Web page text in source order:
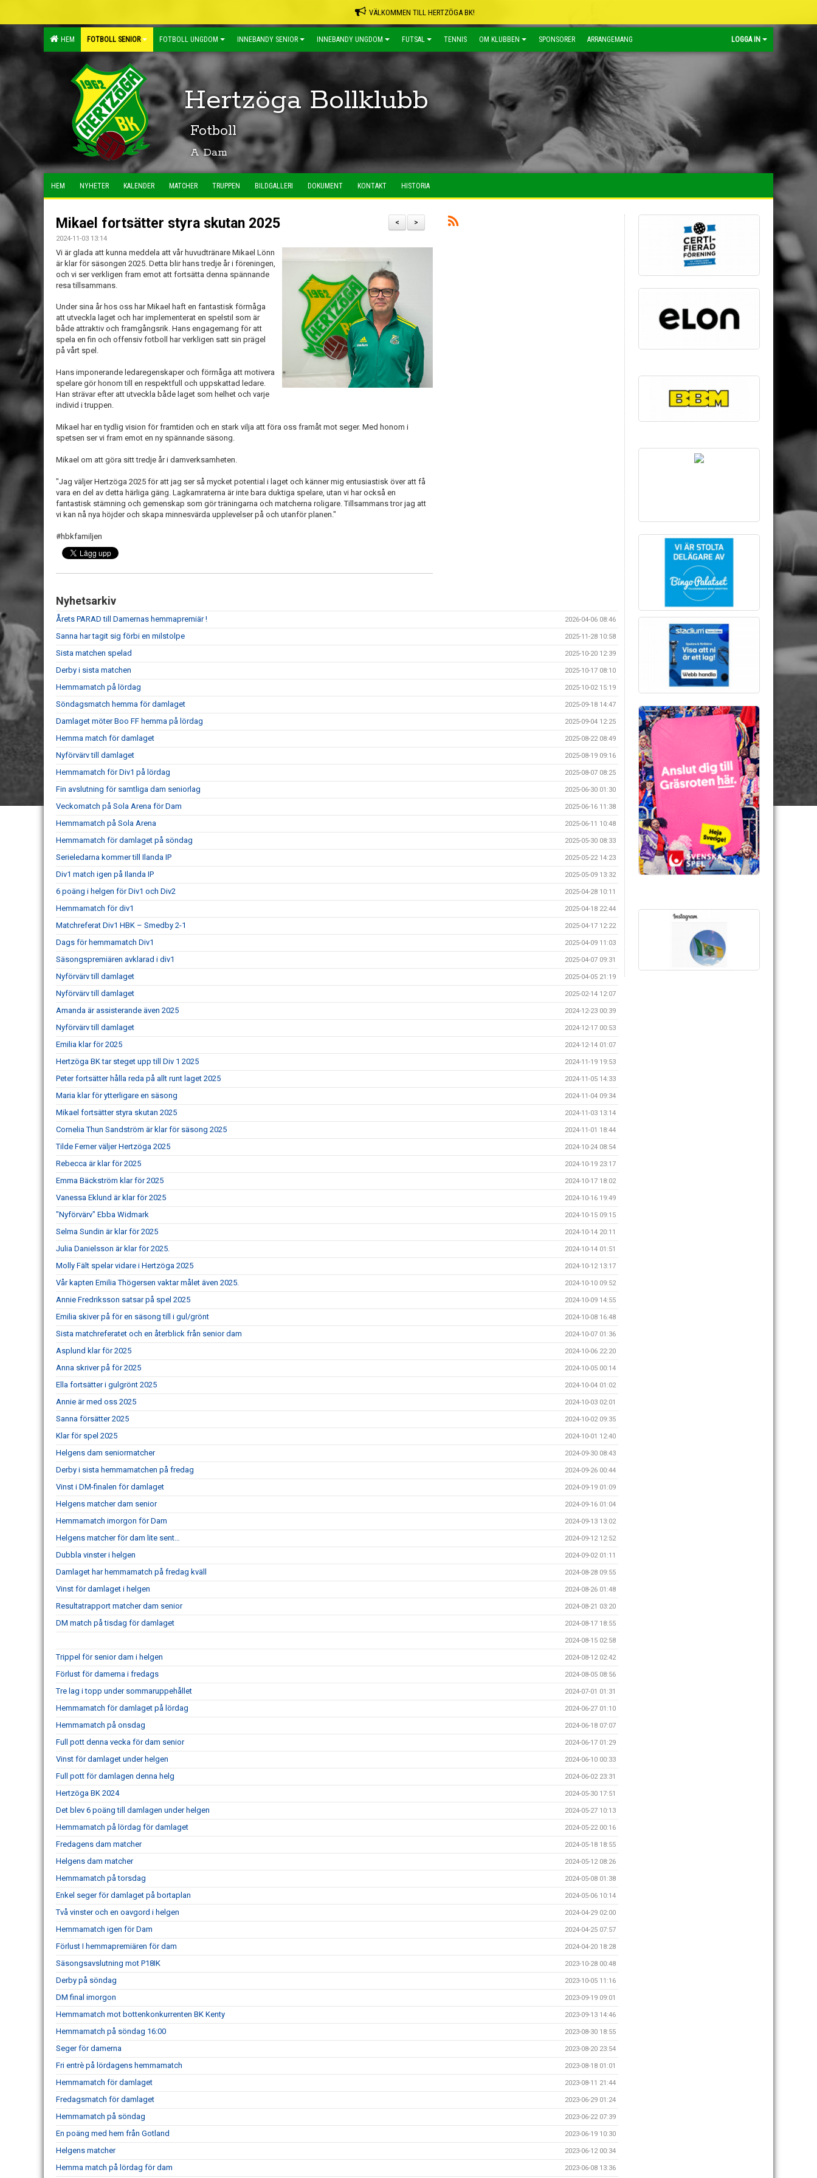
VÄLKOMMEN TILL HERTZÖGA BK!
HEM FOTBOLL SENIOR FOTBOLL UNGDOM INNEBANDY SENIOR INNEBANDY UNGDOM FUTSAL TENNIS OM KLUBBEN SPONSORER ARRANGEMANG LOGGA IN
Hertzöga Bollklubb
Fotboll
A Dam
HEM NYHETER KALENDER MATCHER TRUPPEN BILDGALLERI DOKUMENT KONTAKT HISTORIA
>
<
Mikael fortsätter styra skutan 2025
2024-11-03 13:14
Vi är glada att kunna meddela att vår huvudtränare Mikael Lönn
är klar för säsongen 2025. Detta blir hans tredje år i föreningen,
och vi ser verkligen fram emot att fortsätta denna spännande
resa tillsammans.
Under sina år hos oss har Mikael haft en fantastisk förmåga
att utveckla laget och har implementerat en spelstil som är
både attraktiv och framgångsrik. Hans engagemang för att
spela en fin och offensiv fotboll har verkligen satt sin prägel
på vårt spel.
Hans imponerande ledaregenskaper och förmåga att motivera
spelare gör honom till en respektfull och uppskattad ledare.
Han strävar efter att utveckla både laget som helhet och varje
individ i truppen.
Mikael har en tydlig vision för framtiden och en stark vilja att föra oss framåt mot seger. Med honom i
spetsen ser vi fram emot en ny spännande säsong.
Mikael om att göra sitt tredje år i damverksamheten.
"Jag väljer Hertzöga 2025 för att jag ser så mycket potential i laget och känner mig entusiastisk över att få
vara en del av detta härliga gäng. Lagkamraterna är inte bara duktiga spelare, utan vi har också en
fantastisk stämning och gemenskap som gör träningarna och matcherna roligare. Tillsammans tror jag att
vi kan nå nya höjder och skapa minnesvärda upplevelser på och utanför planen."
#hbkfamiljen
Nyhetsarkiv
Årets PARAD till Damernas hemmapremiär ! 2026-04-06 08:46
Sanna har tagit sig förbi en milstolpe 2025-11-28 10:58
Sista matchen spelad 2025-10-20 12:39
Derby i sista matchen 2025-10-17 08:10
Hemmamatch på lördag 2025-10-02 15:19
Söndagsmatch hemma för damlaget 2025-09-18 14:47
Damlaget möter Boo FF hemma på lördag 2025-09-04 12:25
Hemma match för damlaget 2025-08-22 08:49
Nyförvärv till damlaget 2025-08-19 09:16
Hemmamatch för Div1 på lördag 2025-08-07 08:25
Fin avslutning för samtliga dam seniorlag 2025-06-30 01:30
Veckomatch på Sola Arena för Dam 2025-06-16 11:38
Hemmamatch på Sola Arena 2025-06-11 10:48
Hemmamatch för damlaget på söndag 2025-05-30 08:33
Serieledarna kommer till Ilanda IP 2025-05-22 14:23
Div1 match igen på Ilanda IP 2025-05-09 13:32
6 poäng i helgen för Div1 och Div2 2025-04-28 10:11
Hemmamatch för div1 2025-04-18 22:44
Matchreferat Div1 HBK – Smedby 2-1 2025-04-17 12:22
Dags för hemmamatch Div1 2025-04-09 11:03
Säsongspremiären avklarad i div1 2025-04-07 09:31
Nyförvärv till damlaget 2025-04-05 21:19
Nyförvärv till damlaget 2025-02-14 12:07
Amanda är assisterande även 2025 2024-12-23 00:39
Nyförvärv till damlaget 2024-12-17 00:53
Emilia klar för 2025 2024-12-14 01:07
Hertzöga BK tar steget upp till Div 1 2025 2024-11-19 19:53
Peter fortsätter hålla reda på allt runt laget 2025 2024-11-05 14:33
Maria klar för ytterligare en säsong 2024-11-04 09:34
Mikael fortsätter styra skutan 2025 2024-11-03 13:14
Cornelia Thun Sandström är klar för säsong 2025 2024-11-01 18:44
Tilde Ferner väljer Hertzöga 2025 2024-10-24 08:54
Rebecca är klar för 2025 2024-10-19 23:17
Emma Bäckström klar för 2025 2024-10-17 18:02
Vanessa Eklund är klar för 2025 2024-10-16 19:49
"Nyförvärv" Ebba Widmark 2024-10-15 09:15
Selma Sundin är klar för 2025 2024-10-14 20:11
Julia Danielsson är klar för 2025. 2024-10-14 01:51
Molly Fält spelar vidare i Hertzöga 2025 2024-10-12 13:17
Vår kapten Emilia Thögersen vaktar målet även 2025. 2024-10-10 09:52
Annie Fredriksson satsar på spel 2025 2024-10-09 14:55
Emilia skiver på för en säsong till i gul/grönt 2024-10-08 16:48
Sista matchreferatet och en återblick från senior dam 2024-10-07 01:36
Asplund klar för 2025 2024-10-06 22:20
Anna skriver på för 2025 2024-10-05 00:14
Ella fortsätter i gulgrönt 2025 2024-10-04 01:02
Annie är med oss 2025 2024-10-03 02:01
Sanna försätter 2025 2024-10-02 09:35
Klar för spel 2025 2024-10-01 12:40
Helgens dam seniormatcher 2024-09-30 08:43
Derby i sista hemmamatchen på fredag 2024-09-26 00:44
Vinst i DM-finalen för damlaget 2024-09-19 01:09
Helgens matcher dam senior 2024-09-16 01:04
Hemmamatch imorgon för Dam 2024-09-13 13:02
Helgens matcher för dam lite sent… 2024-09-12 12:52
Dubbla vinster i helgen 2024-09-02 01:11
Damlaget har hemmamatch på fredag kväll 2024-08-28 09:55
Vinst för damlaget i helgen 2024-08-26 01:48
Resultatrapport matcher dam senior 2024-08-21 03:20
DM match på tisdag för damlaget 2024-08-17 18:55
2024-08-15 02:58
Trippel för senior dam i helgen 2024-08-12 02:42
Förlust för damerna i fredags 2024-08-05 08:56
Tre lag i topp under sommaruppehållet 2024-07-01 01:31
Hemmamatch för damlaget på lördag 2024-06-27 01:10
Hemmamatch på onsdag 2024-06-18 07:07
Full pott denna vecka för dam senior 2024-06-17 01:29
Vinst för damlaget under helgen 2024-06-10 00:33
Full pott för damlagen denna helg 2024-06-02 23:31
Hertzöga BK 2024 2024-05-30 17:51
Det blev 6 poäng till damlagen under helgen 2024-05-27 10:13
Hemmamatch på lördag för damlaget 2024-05-22 00:16
Fredagens dam matcher 2024-05-18 18:55
Helgens dam matcher 2024-05-12 08:26
Hemmamatch på torsdag 2024-05-08 01:38
Enkel seger för damlaget på bortaplan 2024-05-06 10:14
Två vinster och en oavgord i helgen 2024-04-29 02:00
Hemmamatch igen för Dam 2024-04-25 07:57
Förlust I hemmapremiären för dam 2024-04-20 18:28
Säsongsavslutning mot P18IK 2023-10-28 00:48
Derby på söndag 2023-10-05 11:16
DM final imorgon 2023-09-19 09:01
Hemmamatch mot bottenkonkurrenten BK Kenty 2023-09-13 14:46
Hemmamatch på söndag 16:00 2023-08-30 18:55
Seger för damerna 2023-08-20 23:54
Fri entrè på lördagens hemmamatch 2023-08-18 01:01
Hemmamatch för damlaget 2023-08-11 21:44
Fredagsmatch för damlaget 2023-06-29 01:24
Hemmamatch på söndag 2023-06-22 07:39
En poäng med hem från Gotland 2023-06-19 10:30
Helgens matcher 2023-06-12 00:34
Hemma match på lördag för dam 2023-06-08 13:36